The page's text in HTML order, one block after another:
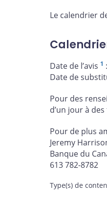
Le calendrier
Date de l’avis 1
Date de
Pour des
d’un jour à
Pour de plus
Jeremy
Banque du
613 782-8782
Type(s) de